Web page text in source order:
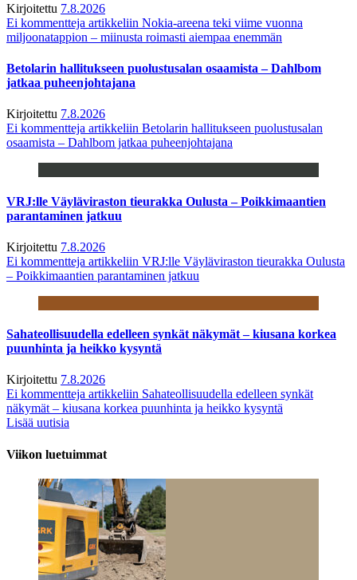
Kirjoitettu 7.8.2026
Ei kommentteja artikkeliin Nokia-areena teki viime vuonna
miljoonatappion – miinusta roimasti aiempaa enemmän
Betolarin hallitukseen puolustusalan osaamista – Dahlbom
jatkaa puheenjohtajana
Kirjoitettu 7.8.2026
Ei kommentteja artikkeliin Betolarin hallitukseen puolustusalan
osaamista – Dahlbom jatkaa puheenjohtajana
VRJ:lle Väyläviraston tieurakka Oulusta – Poikkimaantien
parantaminen jatkuu
Kirjoitettu 7.8.2026
Ei kommentteja artikkeliin VRJ:lle Väyläviraston tieurakka Oulusta
– Poikkimaantien parantaminen jatkuu
Sahateollisuudella edelleen synkät näkymät – kiusana korkea
puunhinta ja heikko kysyntä
Kirjoitettu 7.8.2026
Ei kommentteja artikkeliin Sahateollisuudella edelleen synkät
näkymät – kiusana korkea puunhinta ja heikko kysyntä
Lisää uutisia
Viikon luetuimmat